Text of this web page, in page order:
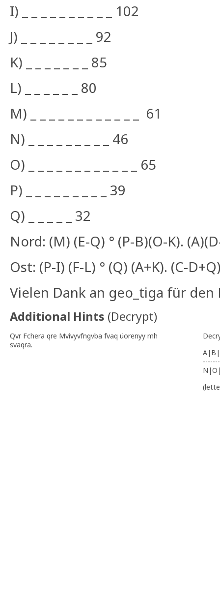
I) _ _ _ _ _ _ _ _ _ _ 102
J) _ _ _ _ _ _ _ _ 92
K) _ _ _ _ _ _ _ 85
L) _ _ _ _ _ _ 80
M) _ _ _ _ _ _ _ _ _ _ _ _ 61
N) _ _ _ _ _ _ _ _ _ 46
O) _ _ _ _ _ _ _ _ _ _ _ _ 65
P) _ _ _ _ _ _ _ _ _ 39
Q) _ _ _ _ _ 32
Nord: (M) (E-Q) ° (P-B)(O-K).
Ost: (P-I) (F-L) ° (Q) (A+K). (C-
Vielen Dank an geo_tiga für den
Additional Hints (Decrypt)
Qvr Fchera qre Mvivyvfngvba fvaq üorenyy mh
svaqra.